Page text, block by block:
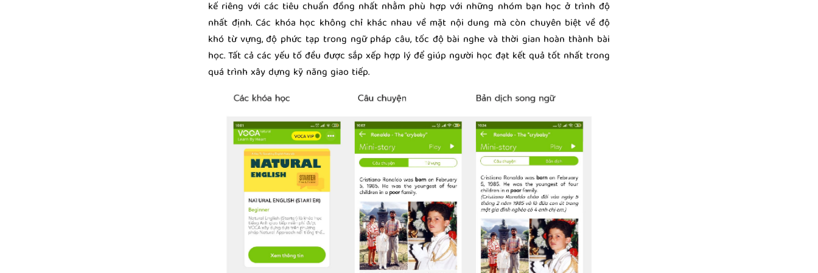
kế riêng với các tiêu chuẩn đồng nhất nhằm phù hợp với những nhóm bạn học ở trình độ
nhất định. Các khóa học không chỉ khác nhau về mặt nội dung mà còn chuyên biệt về độ
khó từ vựng, độ phức tạp trong ngữ pháp câu, tốc độ bài nghe và thời gian hoàn thành bài
học. Tất cả các yếu tố đều được sắp xếp hợp lý để giúp người học đạt kết quả tốt nhất trong
quá trình xây dựng kỹ năng giao tiếp.